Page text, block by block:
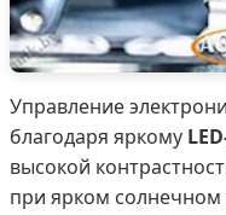
Управление
благодаря яркому
высокой
при ярком солнечном